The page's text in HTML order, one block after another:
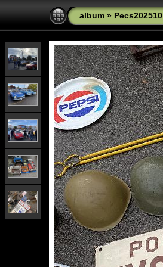
album » Pecs202510